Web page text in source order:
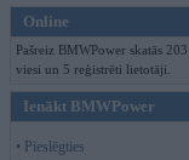
Online
Pašreiz BMWPower skatās 203
viesi un 5 reģistrēti lietotāji.
Ienākt BMWPower
• Pieslēgties